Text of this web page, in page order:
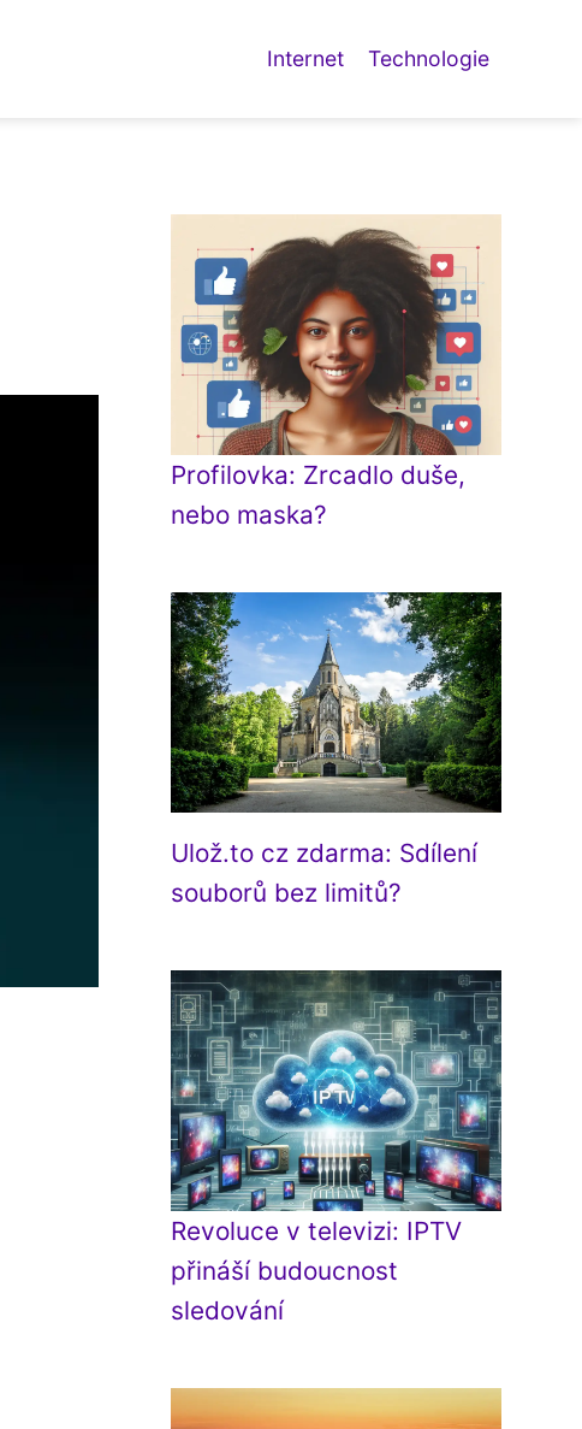
Internet Technologie
Profilovka: Zrcadlo duše,
nebo maska?
Ulož.to cz zdarma: Sdílení
souborů bez limitů?
Revoluce v televizi: IPTV
přináší budoucnost
sledování